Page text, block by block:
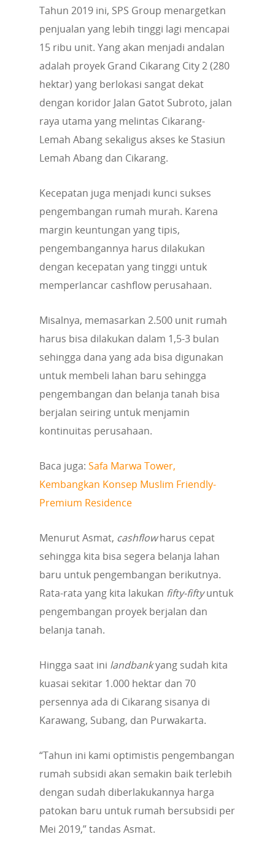
Tahun 2019 ini, SPS Group menargetkan
penjualan yang lebih tinggi lagi mencapai
15 ribu unit. Yang akan menjadi andalan
adalah proyek Grand Cikarang City 2 (280
hektar) yang berlokasi sangat dekat
dengan koridor Jalan Gatot Subroto, jalan
raya utama yang melintas Cikarang-
Lemah Abang sekaligus akses ke Stasiun
Lemah Abang dan Cikarang.
Kecepatan juga menjadi kunci sukses
pengembangan rumah murah. Karena
margin keuntungan yang tipis,
pengembangannya harus dilakukan
dengan kecepatan yang tinggi untuk
memperlancar cashflow perusahaan.
Misalnya, memasarkan 2.500 unit rumah
harus bisa dilakukan dalam 1,5-3 bulan
sehingga dana yang ada bisa digunakan
untuk membeli lahan baru sehingga
pengembangan dan belanja tanah bisa
berjalan seiring untuk menjamin
kontinuitas perusahaan.
Baca juga: Safa Marwa Tower,
Kembangkan Konsep Muslim Friendly-
Premium Residence
Menurut Asmat, cashflowharus cepat
sehingga kita bisa segera belanja lahan
baru untuk pengembangan berikutnya.
Rata-rata yang kita lakukan fifty-fiftyuntuk
pengembangan proyek berjalan dan
belanja tanah.
Hingga saat ini landbankyang sudah kita
kuasai sekitar 1.000 hektar dan 70
persennya ada di Cikarang sisanya di
Karawang, Subang, dan Purwakarta.
“Tahun ini kami optimistis pengembangan
rumah subsidi akan semakin baik terlebih
dengan sudah diberlakukannya harga
patokan baru untuk rumah bersubsidi per
Mei 2019,” tandas Asmat.